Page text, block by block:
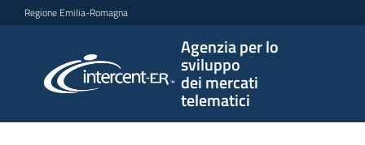
Vai al contenuto
Vai alla navigazione
Vai al footer
Regione Emilia-Romagna
Agenzia per lo
sviluppo
dei mercati
telematici
per lo
sviluppo